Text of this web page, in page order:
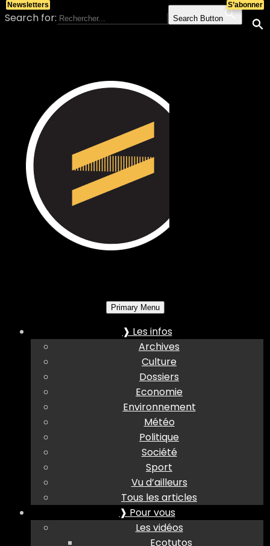
Search for: Search Button
Primary Menu
❱ Les infos
Archives
Culture
Dossiers
Economie
Environnement
Météo
Politique
Société
Sport
Vu d’ailleurs
Tous les articles
❱ Pour vous
Les vidéos
Ecotutos
S’abonner
Newsletters